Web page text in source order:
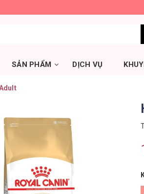
SẢN PHẨM DỊCH VỤ